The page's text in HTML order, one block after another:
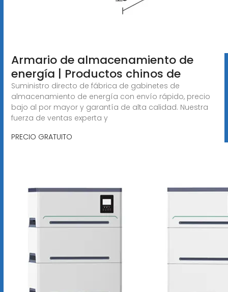
Armario de almacenamiento de
energía | Productos chinos de
Suministro directo de fábrica de gabinetes de
almacenamiento de energía con envío rápido, precio
bajo al por mayor y garantía de alta calidad. Nuestra
fuerza de ventas experta y
PRECIO GRATUITO